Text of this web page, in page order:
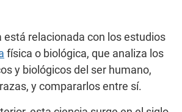
está relacionada con los estudios
física o biológica, que analiza los
y biológicos del ser humano,
y compararlos entre sí.